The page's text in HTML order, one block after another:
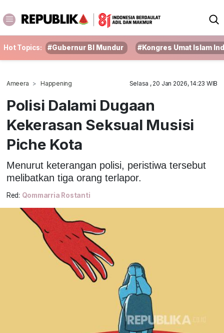
Hot Topics: #Gubernur BI Mundur #Kongres Umat Islam
Ameera Happening Selasa , 20 Jan 2026, 14:23 WIB
Polisi Dalami Dugaan
Kekerasan Seksual Musisi
Piche Kota
Menurut keterangan polisi, peristiwa tersebut
melibatkan tiga orang terlapor.
Red: Qommarria Rostanti